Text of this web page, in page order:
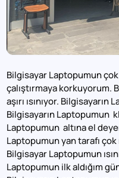
Bilgisayar Laptopumun
çalıştırmaya korkuyorum.
aşırı ısınıyor. Bilgisayarın
Bilgisayarın Laptopumun
Laptopumun altına el
Laptopumun yan tarafı çok
Bilgisayar Laptopumun
Laptopumun ilk aldığım